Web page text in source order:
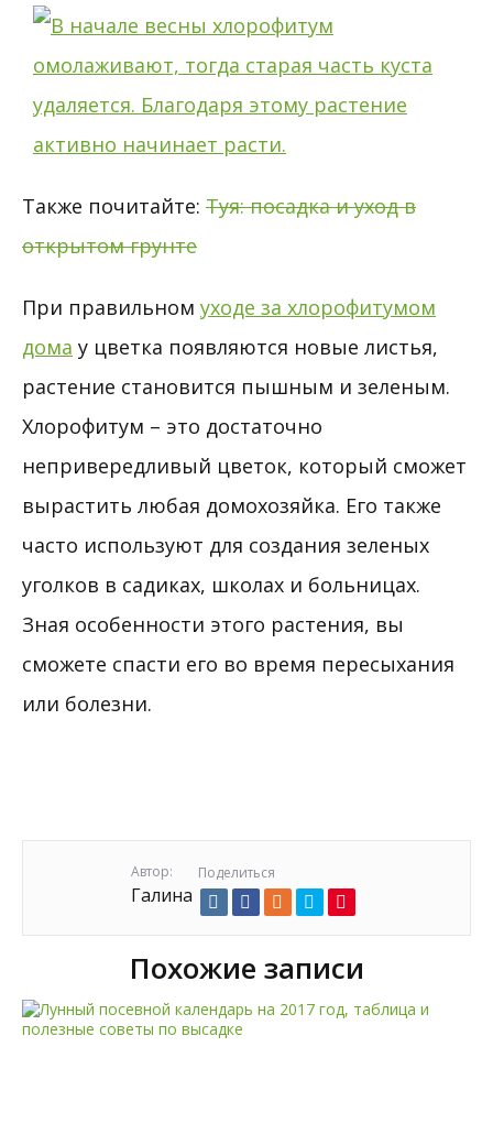
Также почитайте: Туя: посадка и уход в
открытом грунте
При правильном уходе за хлорофитумом
дома у цветка появляются новые листья,
растение становится пышным и зеленым.
Хлорофитум – это достаточно
непривередливый цветок, который сможет
вырастить любая домохозяйка. Его также
часто используют для создания зеленых
уголков в садиках, школах и больницах.
Зная особенности этого растения, вы
сможете спасти его во время пересыхания
или болезни.
Автор:
Галина
Поделиться
Похожие записи